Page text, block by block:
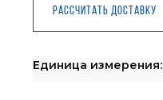
Рассчитать доставку
Единица измерения: